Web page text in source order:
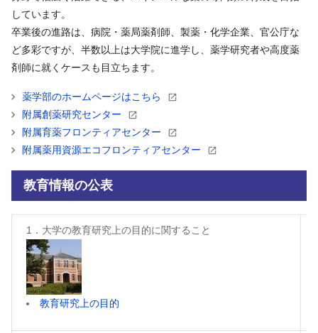
しています。
卒業後の進路は、病院・薬局薬剤師、製薬・化学企業、官公庁な
ど多彩ですが、半数以上は大学院に進学し、薬学研究者や高度薬
剤師に就くケースも目立ちます。
薬学部のホームページはこちら
附属創薬研究センター
附属育薬フロンティアセンター
附属薬用資源エコフロンティアセンター
教育情報の公表
1．大学の教育研究上の目的に関すること
教育研究上の目的